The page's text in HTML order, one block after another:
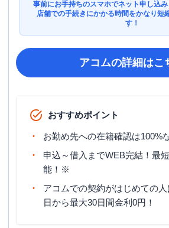
事前にお手持ちのスマホでネット申し込み
店舗での手続きにかかる時間をかなり短
す！
アコムの詳細はこ
おすすめポイント
お勤め先への在籍確認は100%
申込～借入までWEB完結！最
能！※
アコムでの契約がはじめての
日から最大30日間金利0円！